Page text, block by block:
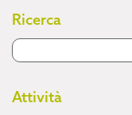
Ricerca
Attività